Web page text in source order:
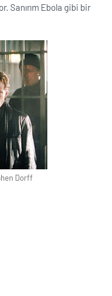
Sanırım Ebola gibi bir
Dorff